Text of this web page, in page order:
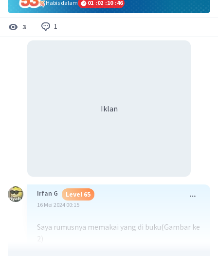
Habis dalam
01 :02 :10 :46
3 1
Iklan
Irfan G Level 65
16 Mei 2024 00:15
Saya rumusnya memakai yang di buku(Gambar ke
2)